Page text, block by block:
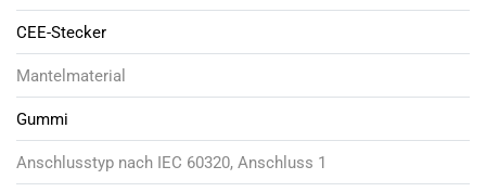
CEE-Stecker
Mantelmaterial
Gummi
Anschlusstyp nach IEC 60320, Anschluss 1